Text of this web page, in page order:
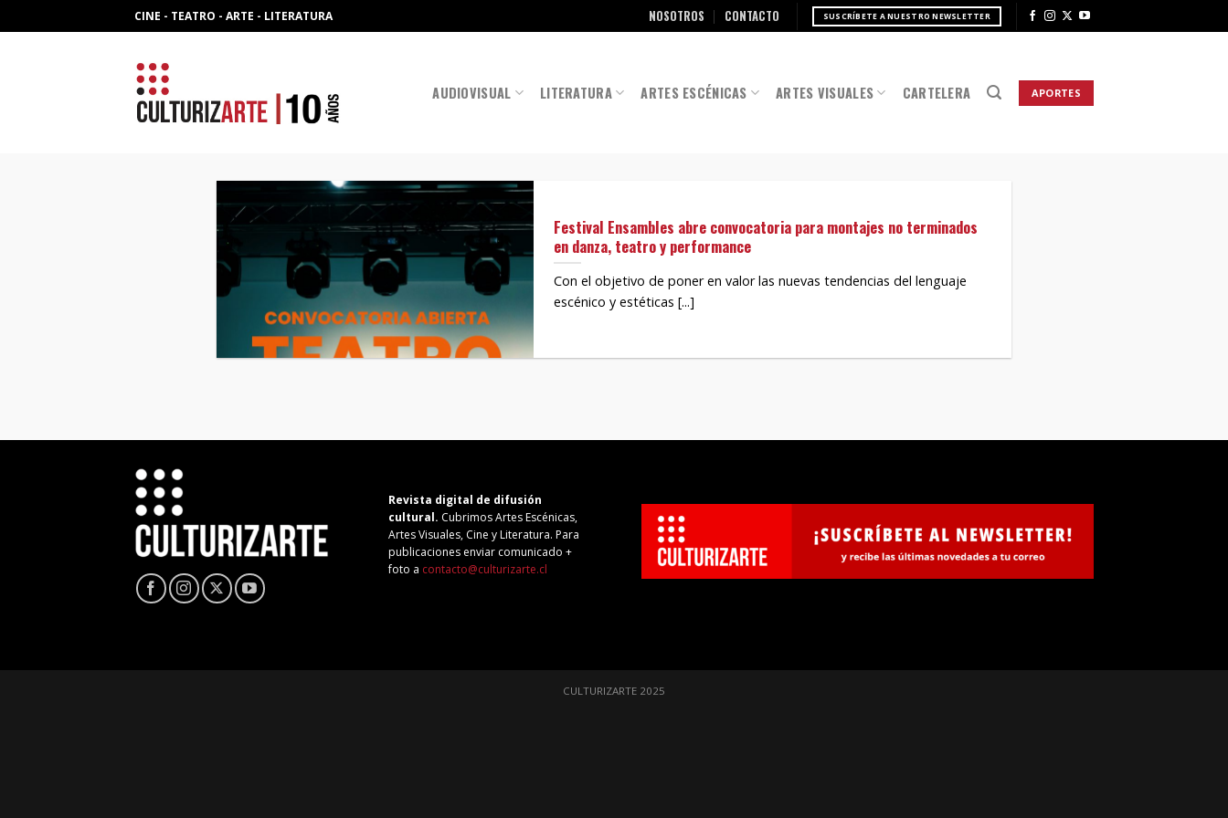
to
CINE - TEATRO - ARTE - LITERATURA NOSOTROS CONTACTO SUSCRÍBETE A NUESTRO NEWSLETTER
AUDIOVISUAL LITERATURA ARTES ESCÉNICAS ARTES VISUALES CARTELERA APORTES
Festival Ensambles abre convocatoria para montajes no terminados
en danza, teatro y performance
Con el objetivo de poner en valor las nuevas tendencias del lenguaje
escénico y estéticas [...]
Revista digital de difusión
cultural. Cubrimos Artes Escénicas,
Artes Visuales, Cine y Literatura. Para
publicaciones enviar comunicado +
foto a contacto@culturizarte.cl
CULTURIZARTE 2025